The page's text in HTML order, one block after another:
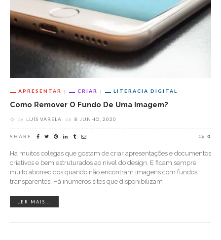
APRESENTAR CRIAR LITERACIA DIGITAL
Como Remover O Fundo De Uma Imagem?
by LUÍS VARELA on 8 JUNHO, 2020
SHARE 0
Há muitos colegas que gostam de criar apresentações e documentos
criativos e bem estruturados ao nível do design. E ficam sempre
muito aborrecidos quando não encontram imagens com fundos
transparentes. Há inúmeros sites que disponibilizam
LER MAIS...